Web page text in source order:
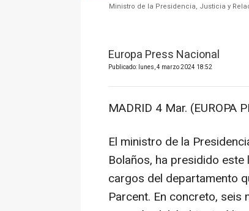
Ministro de la Presidencia, Justicia y
Europa Press Nacional
Publicado: lunes, 4 marzo 2024 18:52
MADRID 4 Mar. (EUROPA
El ministro de la
Bolaños, ha presidido
cargos del departamento
Parcent. En concreto, seis